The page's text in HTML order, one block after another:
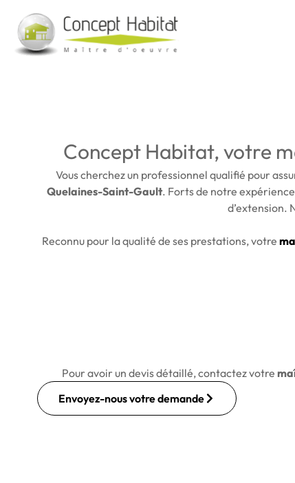
Concept Habitat, votre
Vous cherchez un professionnel qualifié pour
Quelaines-Saint-Gault. Forts de notre
d’extension.
Reconnu pour la qualité de ses prestations, votre
Pour avoir un devis détaillé, contactez votre
Envoyez-nous votre demande